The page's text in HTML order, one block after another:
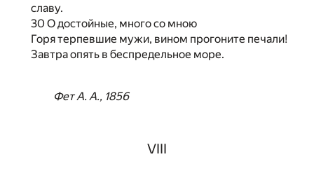
славу.
30 О достойные, много со мною
Горя терпевшие мужи, вином прогоните печали!
Завтра опять в беспредельное море.
Фет А. А., 1856
VIII